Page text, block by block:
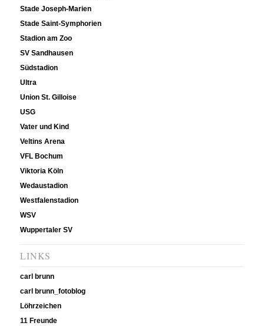
Stade Joseph-Marien
Stade Saint-Symphorien
Stadion am Zoo
SV Sandhausen
Südstadion
Ultra
Union St. Gilloise
USG
Vater und Kind
Veltins Arena
VFL Bochum
Viktoria Köln
Wedaustadion
Westfalenstadion
WSV
Wuppertaler SV
LINKS
carl brunn
carl brunn_fotoblog
Löhrzeichen
11 Freunde